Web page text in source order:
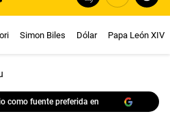
Simon Biles Dólar Papa León XIV
como fuente preferida en